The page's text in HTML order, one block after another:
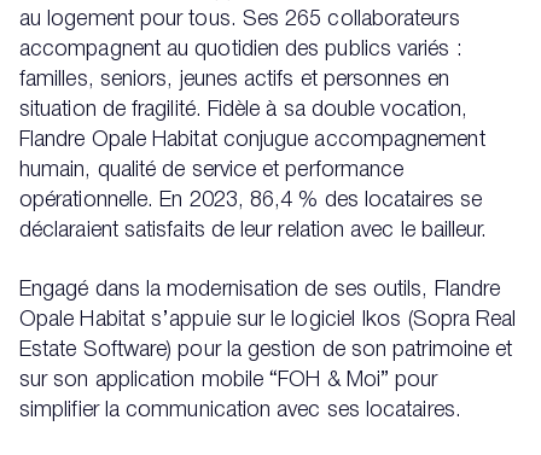
au logement pour tous. Ses 265 collaborateurs
accompagnent au quotidien des publics variés :
familles, seniors, jeunes actifs et personnes en
situation de fragilité. Fidèle à sa double vocation,
Flandre Opale Habitat conjugue accompagnement
humain, qualité de service et performance
opérationnelle. En 2023, 86,4 % des locataires se
déclaraient satisfaits de leur relation avec le bailleur.
Engagé dans la modernisation de ses outils, Flandre
Opale Habitat s’appuie sur le logiciel Ikos (Sopra Real
Estate Software) pour la gestion de son patrimoine et
sur son application mobile “FOH & Moi” pour
simplifier la communication avec ses locataires.